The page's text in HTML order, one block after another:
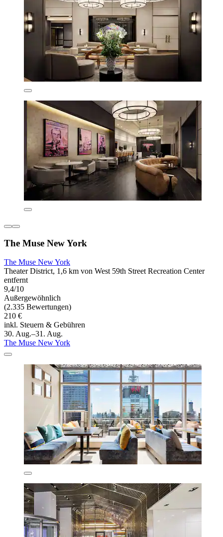
The Muse New York
The Muse New York
Theater District, 1,6 km von West 59th Street Recreation Center
entfernt
9,4/10
Außergewöhnlich
(2.335 Bewertungen)
210 €
inkl. Steuern & Gebühren
30. Aug.–31. Aug.
The Muse New York